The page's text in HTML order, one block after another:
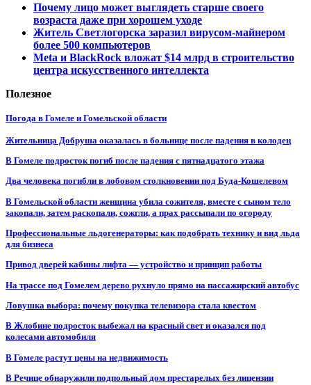
Почему лицо может выглядеть старше своего
возраста даже при хорошем уходе
Житель Светлогорска заразил вирусом-майнером
более 500 компьютеров
Meta и BlackRock вложат $14 млрд в строительство
центра искусственного интеллекта
Полезное
Погода в Гомеле и Гомельской области
Жительница Добруша оказалась в больнице после падения в колодец
В Гомеле подросток погиб после падения с пятнадцатого этажа
Два человека погибли в лобовом столкновении под Буда-Кошелевом
В Гомельской области женщина убила сожителя, вместе с сыном тело
закопали, затем раскопали, сожгли, а прах рассыпали по огороду
Профессиональные льдогенераторы: как подобрать технику и вид льда
для бизнеса
Привод дверей кабины лифта — устройство и принцип работы
На трассе под Гомелем дерево рухнуло прямо на пассажирский автобус
Ловушка выбора: почему покупка телевизора стала квестом
В Жлобине подросток выбежал на красный свет и оказался под
колесами автомобиля
В Гомеле растут цены на недвижимость
В Речице обнаружили подпольный дом престарелых без лицензии